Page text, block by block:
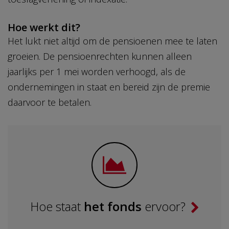
Hoe werkt dit?
Het lukt niet altijd om de pensioenen mee te laten
groeien. De pensioenrechten kunnen alleen
jaarlijks per 1 mei worden verhoogd, als de
ondernemingen in staat en bereid zijn de premie
daarvoor te betalen.
Hoe staat het fonds ervoor?